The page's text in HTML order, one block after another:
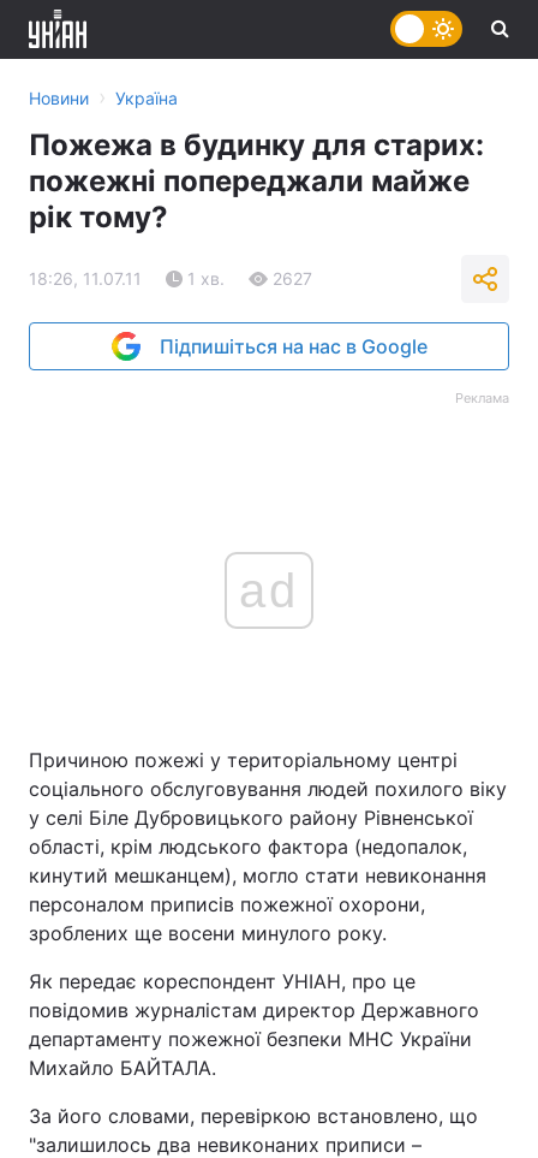
Новини › Україна
Пожежа в будинку для старих:
пожежні попереджали майже
рік тому?
18:26, 11.07.11 1 хв. 2627
Підпишіться на нас в Google
Реклама
ad
Причиною пожежі у територіальному центрі
соціального обслуговування людей похилого віку
у селі Біле Дубровицького району Рівненської
області, крім людського фактора (недопалок,
кинутий мешканцем), могло стати невиконання
персоналом приписів пожежної охорони,
зроблених ще восени минулого року.
Як передає кореспондент УНІАН, про це
повідомив журналістам директор Державного
департаменту пожежної безпеки МНС України
Михайло БАЙТАЛА.
За його словами, перевіркою встановлено, що
"залишилось два невиконаних приписи –